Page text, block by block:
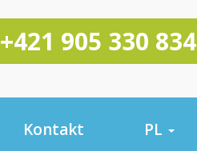
+421 905 330 834
Kontakt PL